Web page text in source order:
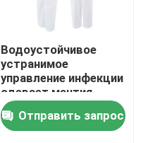
Водоустойчивое
устранимое
управление инфекции
одевает мантия
изоляции
безопасности
защитная не
Отправить запрос